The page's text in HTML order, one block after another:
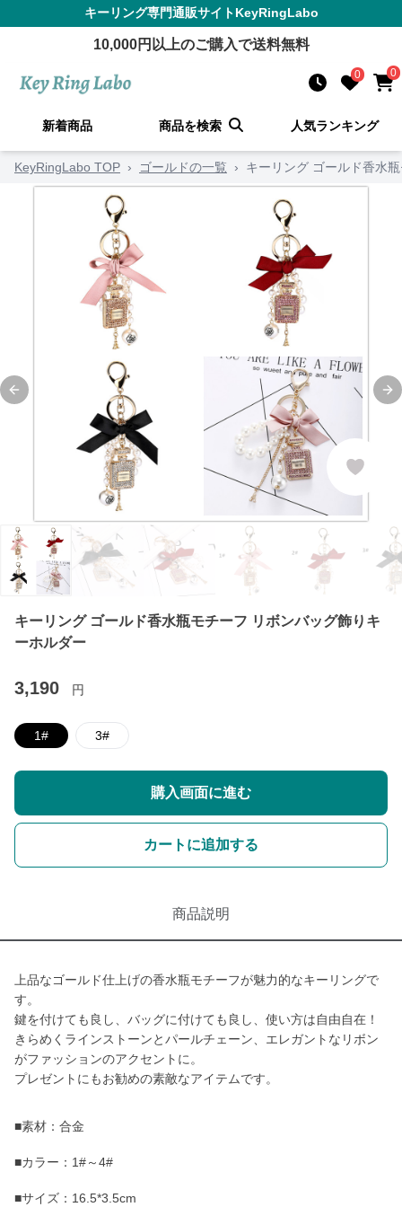
キーリング専門通販サイトKeyRingLabo
10,000円以上のご購入で送料無料
0 0
新着商品 商品を検索 人気ランキング
KeyRingLabo TOP › ゴールドの一覧 › キーリング ゴールド香水
Previous slide
キーリング ゴールド香水瓶モチーフ リボンバッグ飾りキ
ーホルダー
3,190 円
1# 3#
購入画面に進む
カートに追加する
商品説明
上品なゴールド仕上げの香水瓶モチーフが魅力的なキーリングで
す。
鍵を付けても良し、バッグに付けても良し、使い方は自由自在！
きらめくラインストーンとパールチェーン、エレガントなリボン
がファッションのアクセントに。
プレゼントにもお勧めの素敵なアイテムです。
■素材：合金
■カラー：1#～4#
■サイズ：16.5*3.5cm